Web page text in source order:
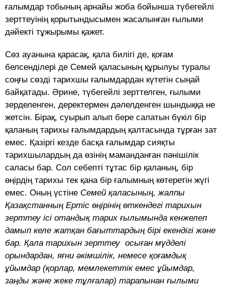
ғалымдар тобының арнайы жоба бойынша түбегейлі
зерттеуінің қорытындысымен жасалынған ғылыми
дәйекті тұжырымы қажет.
Сөз ауанына қарасақ, қала билігі де, қоғам
белсенділері де Семей қаласының құрылуы туралы
соңғы сөзді тарихшы ғалымдардан күтетін сыңай
байқатады. Әрине, түбегейлі зерттелген, ғылыми
зерделенген, деректермен дәлелденген шындыққа не
жетсін. Бірақ, суырып алып бере салатын бүкіл бір
қаланың тарихы ғалымдардың қалтасында тұрған зат
емес. Қазіргі кезде басқа ғалымдар сияқты
тарихшылардың да өзінің маманданған пәнішілік
саласы бар. Сол себепті тұтас бір қаланың, бір
өңірдің тарихы тек қана бір ғалымның көтеретін жүгі
емес. Оның үстіне Семей қаласының, жалпы
Қазақстанның Ертіс өңірінің өткендегі тарихын
зерттеу ісі отандық тарих ғылымында кенжелеп
дамып келе жатқан бағыттардың бірі екендігі және
бар. Қала тарихын зерттеу осыған мүдделі
орындардан, яғни әкімшілік, немесе қоғамдық
ұйымдар (қорлар, мемлекеттік емес ұйымдар,
заңды және жеке тұлғалар) тарапынан ғылыми